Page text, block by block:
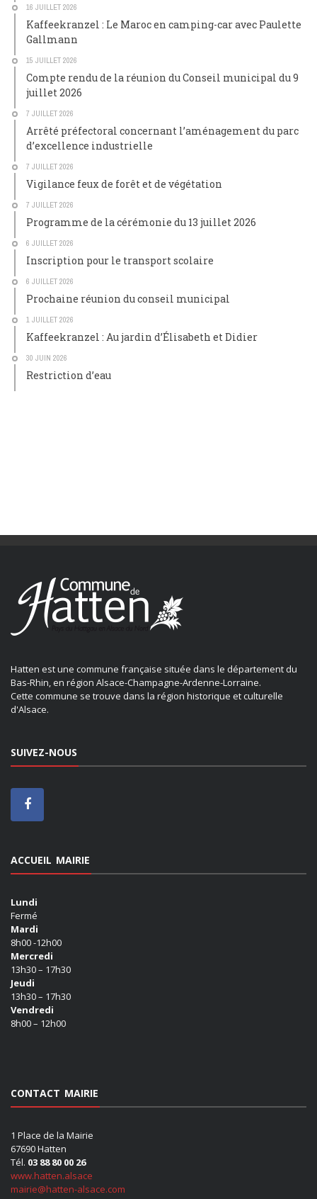
16 JUILLET 2026
Kaffeekranzel : Le Maroc en camping-car avec Paulette
Gallmann
15 JUILLET 2026
Compte rendu de la réunion du Conseil municipal du 9
juillet 2026
7 JUILLET 2026
Arrêté préfectoral concernant l’aménagement du parc
d’excellence industrielle
7 JUILLET 2026
Vigilance feux de forêt et de végétation
7 JUILLET 2026
Programme de la cérémonie du 13 juillet 2026
6 JUILLET 2026
Inscription pour le transport scolaire
6 JUILLET 2026
Prochaine réunion du conseil municipal
1 JUILLET 2026
Kaffeekranzel : Au jardin d’Élisabeth et Didier
30 JUIN 2026
Restriction d’eau
Hatten est une commune française située dans le département du
Bas-Rhin, en région Alsace-Champagne-Ardenne-Lorraine.
Cette commune se trouve dans la région historique et culturelle
d'Alsace.
SUIVEZ-NOUS
ACCUEIL MAIRIE
Lundi
Fermé
Mardi
8h00 -12h00
Mercredi
13h30 – 17h30
Jeudi
13h30 – 17h30
Vendredi
8h00 – 12h00
CONTACT MAIRIE
1 Place de la Mairie
67690 Hatten
Tél. 03 88 80 00 26
www.hatten.alsace
mairie@hatten-alsace.com